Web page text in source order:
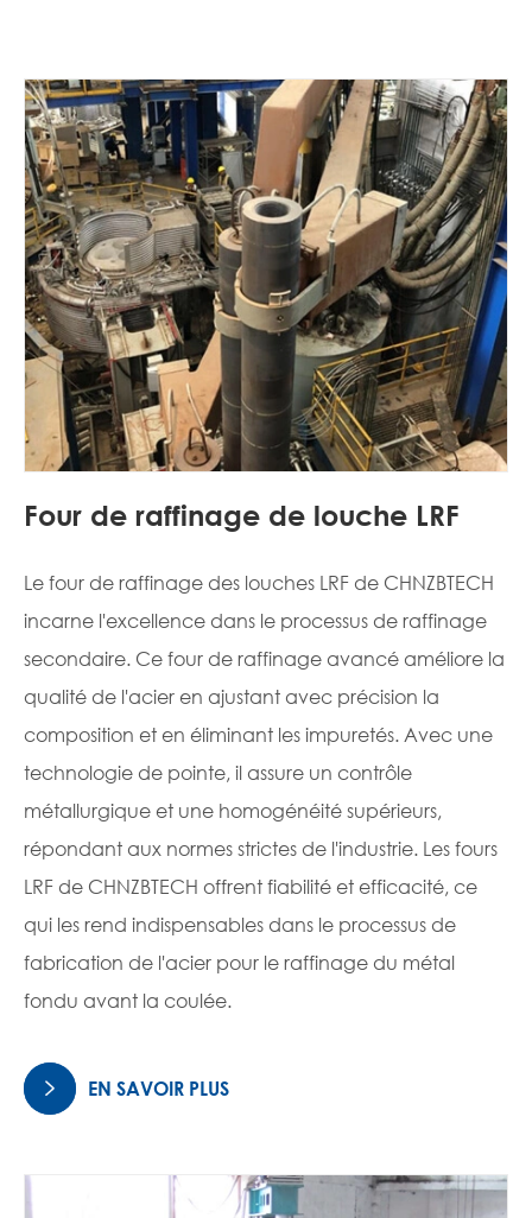
Four de raffinage de louche LRF
Le four de raffinage des louches LRF de CHNZBTECH
incarne l'excellence dans le processus de raffinage
secondaire. Ce four de raffinage avancé améliore la
qualité de l'acier en ajustant avec précision la
composition et en éliminant les impuretés. Avec une
technologie de pointe, il assure un contrôle
métallurgique et une homogénéité supérieurs,
répondant aux normes strictes de l'industrie. Les fours
LRF de CHNZBTECH offrent fiabilité et efficacité, ce
qui les rend indispensables dans le processus de
fabrication de l'acier pour le raffinage du métal
fondu avant la coulée.
 EN SAVOIR PLUS